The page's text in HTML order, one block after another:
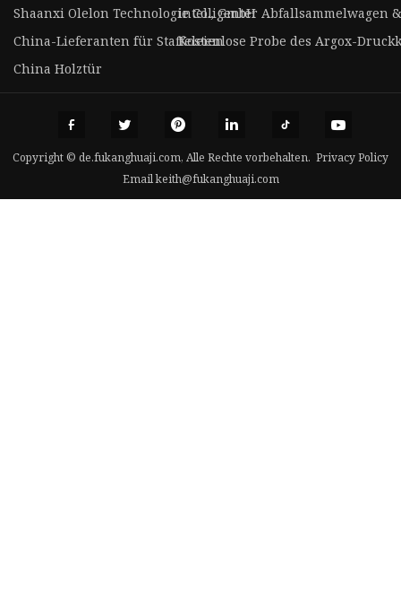
Shaanxi Olelon Technologie Co., GmbHintelligenter Abfallsammelwagen
China-Lieferanten für StaffeleienKostenlose Probe des Argox-
China Holztür
Copyright © de.fukanghuaji.com, Alle Rechte vorbehalten. Privacy Policy
Emailkeith@fukanghuaji.com